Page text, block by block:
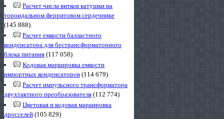
Расчет числа витков катушки на
тороидальном ферритовом сердечнике
(145 888)
Расчет емкости балластного
конденсатора для бестрансформаторного
блока питания (117 058)
Кодовая маркировка емкости
импортных конденсаторов (114 679)
Расчет импульсного трансформатора
двухтактного преобразователя (112 774)
Цветовая и кодовая маркировка
дросселей (105 829)